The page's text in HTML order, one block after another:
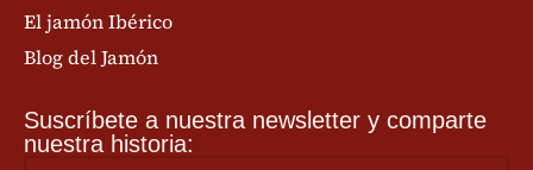
El jamón Ibérico
Blog del Jamón
Suscríbete a nuestra newsletter y comparte
nuestra historia: